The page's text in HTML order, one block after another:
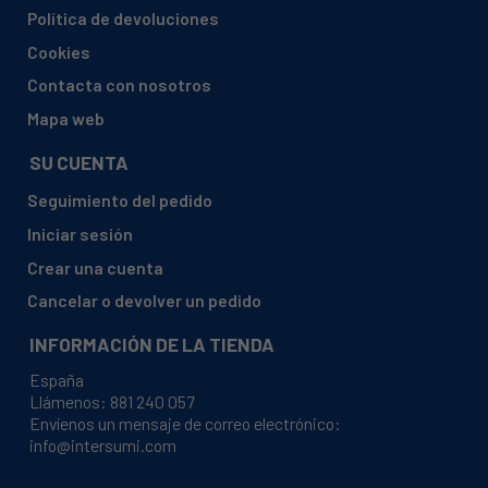
BAUKNECHT, 855610704013 BMZH5900/IN
BAUKNECHT, 855610704015 BMZH 5900/IN
BAUKNECHT, 855610704022 BMZH5900/SW
BAUKNECHT, 855610704022 BMZH5900/SW
BAUKNECHT, 855610704023 BMZH 5900/SW
BAUKNECHT, 855610704023 BMZH 5900/SW
Política de devoluciones
Cookies
Contacta con nosotros
Mapa web
SU CUENTA
Seguimiento del pedido
Iniciar sesión
Crear una cuenta
Cancelar o devolver un pedido
INFORMACIÓN DE LA TIENDA
España
Llámenos: 881 240 057
Envíenos un mensaje de correo electrónico:
info@intersumi.com